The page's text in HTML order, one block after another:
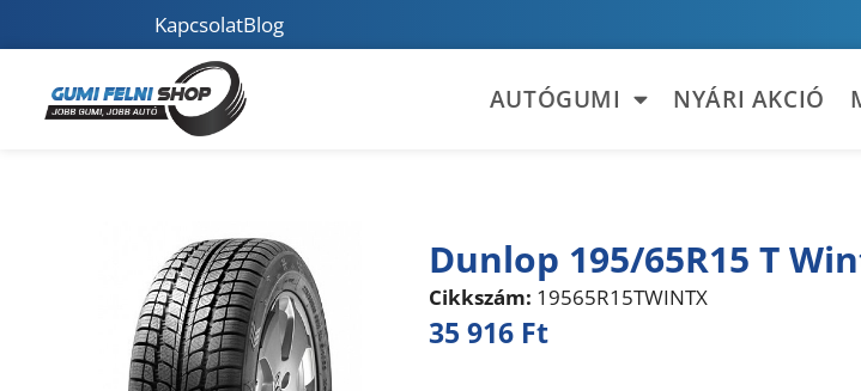
KapcsolatBlog
AUTÓGUMI NYÁRI AKCIÓ
Dunlop 195/65R15 T
Cikkszám: 19565R15TWINTX
35 916 Ft